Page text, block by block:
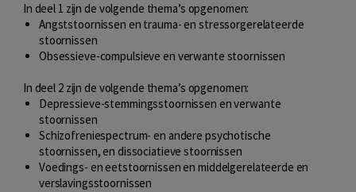
In deel 1 zijn de volgende thema’s opgenomen:
Angststoornissen en trauma- en stressorgerelateerde
stoornissen
Obsessieve-compulsieve en verwante stoornissen
In deel 2 zijn de volgende thema’s opgenomen:
Depressieve-stemmingsstoornissen en verwante
stoornissen
Schizofreniespectrum- en andere psychotische
stoornissen, en dissociatieve stoornissen
Voedings- en eetstoornissen en middelgerelateerde en
verslavingsstoornissen